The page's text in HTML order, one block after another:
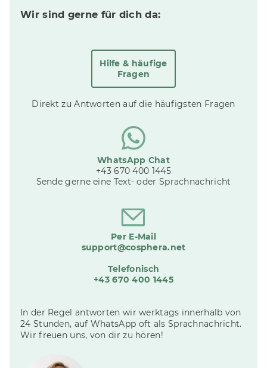
Wir sind gerne für dich da:
Hilfe & häufige
Fragen
Direkt zu Antworten auf die häufigsten Fragen
WhatsApp Chat
+43 670 400 1445
Sende gerne eine Text- oder Sprachnachricht
Per E-Mail
support@cosphera.net
Telefonisch
+43 670 400 1445
In der Regel antworten wir werktags innerhalb von
24 Stunden, auf WhatsApp oft als Sprachnachricht.
Wir freuen uns, von dir zu hören!